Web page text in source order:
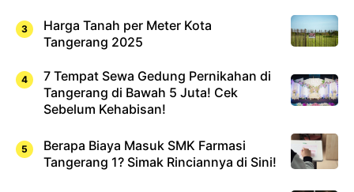
Harga Tanah per Meter Kota
Tangerang 2025
7 Tempat Sewa Gedung Pernikahan di
Tangerang di Bawah 5 Juta! Cek
Sebelum Kehabisan!
Berapa Biaya Masuk SMK Farmasi
Tangerang 1? Simak Rinciannya di Sini!